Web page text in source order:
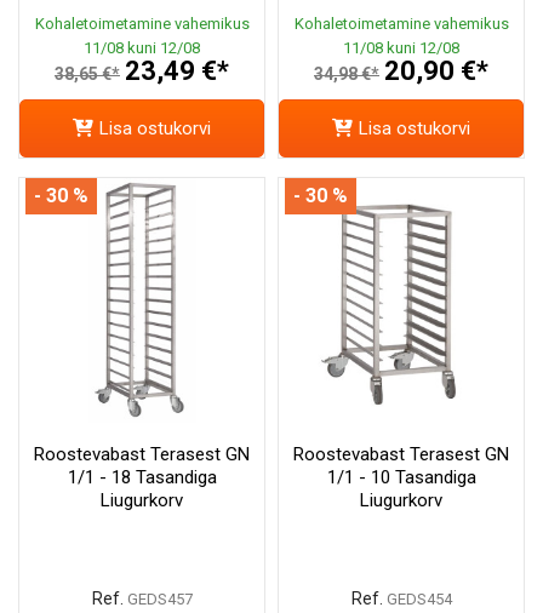
Kohaletoimetamine vahemikus
11/08 kuni 12/08
38,65 €* 23,49 €*
Lisa ostukorvi
Kohaletoimetamine vahemikus
11/08 kuni 12/08
34,98 €* 20,90 €*
Lisa ostukorvi
Roostevabast Terasest GN
1/1 - 18 Tasandiga
Liugurkorv
Ref. GEDS457
- 30 %
Roostevabast Terasest GN
1/1 - 10 Tasandiga
Liugurkorv
Ref. GEDS454
- 30 %